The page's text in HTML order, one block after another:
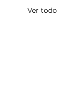
Ver todo